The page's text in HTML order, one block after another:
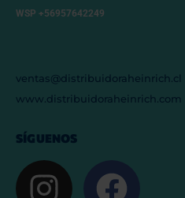
WSP +56957642249
ventas@distribuidoraheinrich.cl
www.distribuidoraheinrich.com
SÍGUENOS